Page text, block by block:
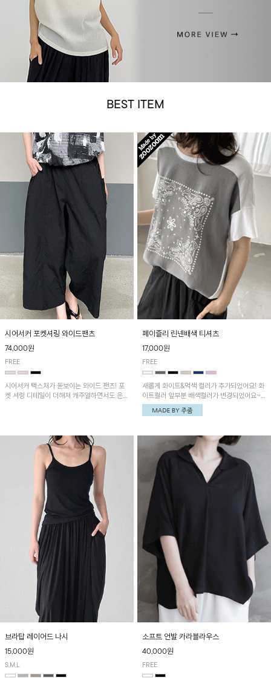
BEST ITEM
시어서커 포켓셔링 와이드팬츠
74,000원
FREE
시어서커 텍스처가 돋보이는 와이드 팬츠! 포
켓 셔링 디테일이 더해져 캐주얼하면서도 은은
아이템으로 활용하기 좋아요~
페이즐리 린넨배색 티셔츠
17,000원
FREE
새롭게 화이트&먹색 컬러가 추가되었어요! 화
이트컬러 앞부분 배색컬러가 변경되었어요~
중앙 린넨배색으로 유니크하면서 페이즐리 패
턴으로 감각적인 분위기를 연출이 가능한 티셔
브라탑 레이어드 나시
15,000원
S,M,L
소프트 언발 카라블라우스
40,000원
FREE